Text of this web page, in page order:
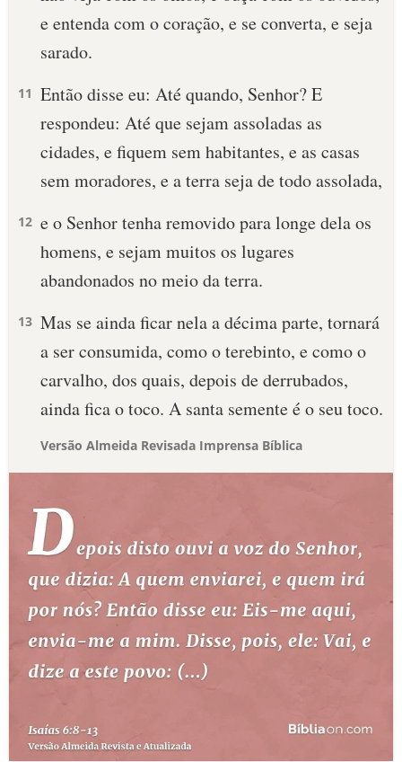
e entenda com o coração, e se converta, e seja
sarado.
11 Então disse eu: Até quando, Senhor? E
respondeu: Até que sejam assoladas as
cidades, e fiquem sem habitantes, e as casas
sem moradores, e a terra seja de todo assolada,
12 e o Senhor tenha removido para longe dela os
homens, e sejam muitos os lugares
abandonados no meio da terra.
13 Mas se ainda ficar nela a décima parte, tornará
a ser consumida, como o terebinto, e como o
carvalho, dos quais, depois de derrubados,
ainda fica o toco. A santa semente é o seu toco.
Versão Almeida Revisada Imprensa Bíblica